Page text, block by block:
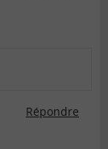
Répondre